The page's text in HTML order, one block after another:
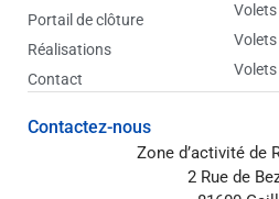
Portail de clôture
Réalisations
Contact
Contactez-nous
Zone d’activité de
2 Rue de